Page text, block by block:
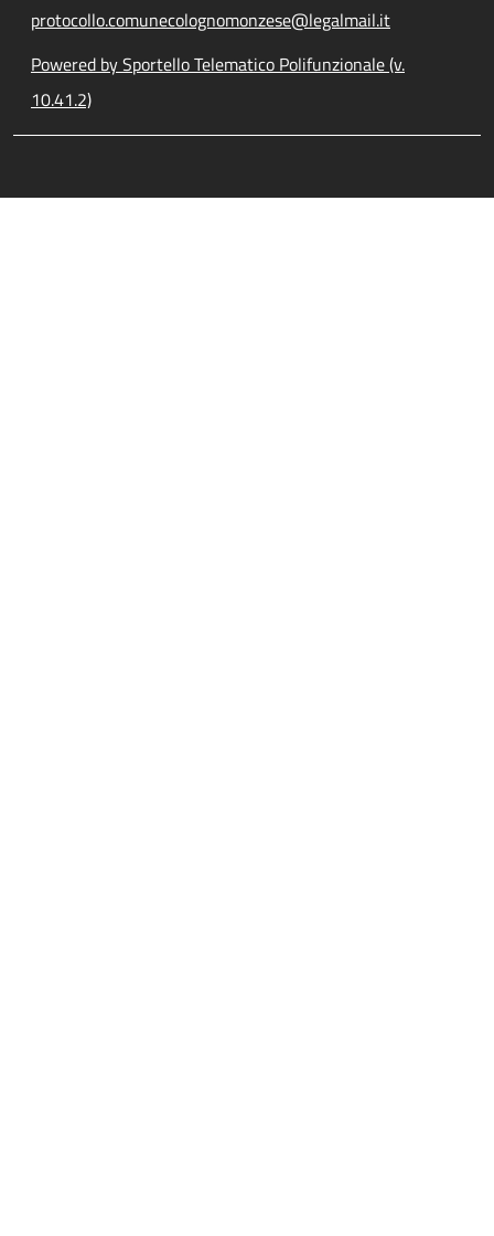
protocollo.comunecolognomonzese@legalmail.it
Powered by Sportello Telematico Polifunzionale (v.
10.41.2)